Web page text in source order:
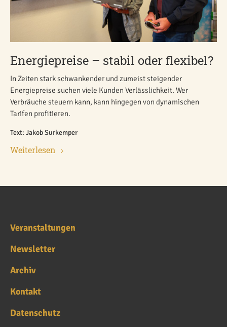
Energiepreise – stabil oder flexibel?
In Zeiten stark schwankender und zumeist steigender
Energiepreise suchen viele Kunden Verlässlichkeit. Wer
Verbräuche steuern kann, kann hingegen von dynamischen
Tarifen profitieren.
Text: Jakob Surkemper
Weiterlesen
Veranstaltungen
Newsletter
Archiv
Kontakt
Datenschutz